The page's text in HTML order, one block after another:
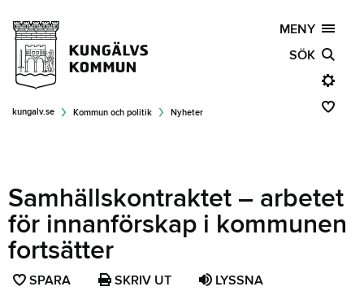
MENY
SÖK
kungalv.se Kommun och politik Nyheter
Samhällskontraktet – arbetet
för innanförskap i kommunen
fortsätter
SPARA SPARA SKRIV UT LYSSNA